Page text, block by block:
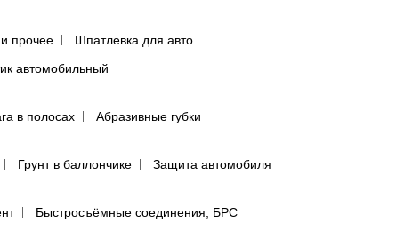
прочее
Шпатлевка для авто
автомобильный
в полосах
Абразивные губки
Грунт в баллончике
Защита автомобиля
Быстросъёмные соединения, БРС